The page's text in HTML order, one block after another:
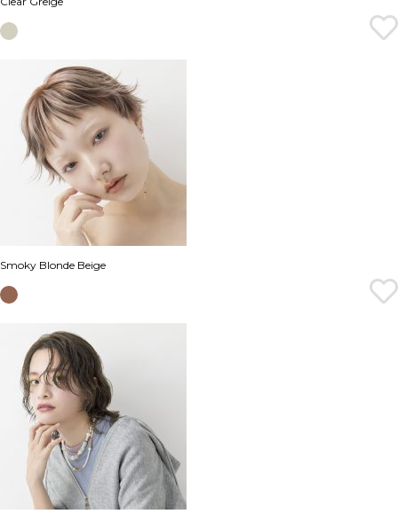
Smoky Blonde Beige